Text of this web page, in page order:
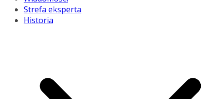
Strefa eksperta
Historia